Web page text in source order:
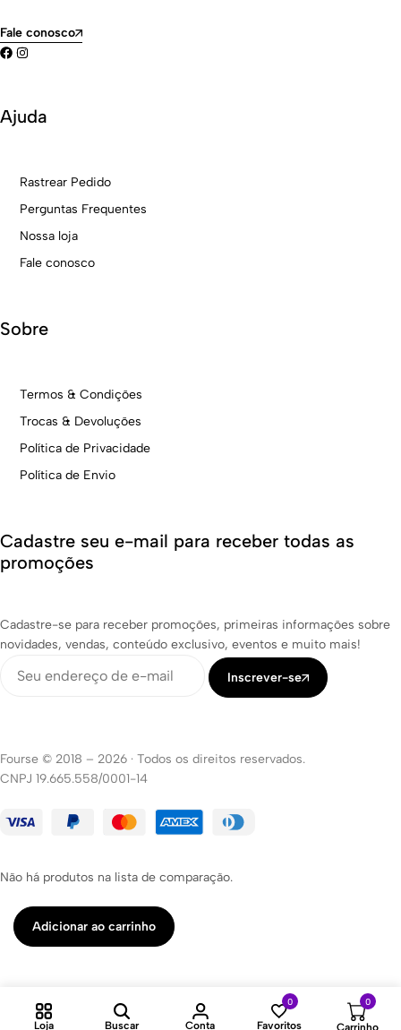
Fale conosco
Ajuda
Rastrear Pedido
Perguntas Frequentes
Nossa loja
Fale conosco
Sobre
Termos & Condições
Trocas & Devoluções
Política de Privacidade
Política de Envio
Cadastre seu e-mail para receber todas as
promoções
Cadastre-se para receber promoções, primeiras informações sobre
novidades, vendas, conteúdo exclusivo, eventos e muito mais!
Inscrever-se
Fourse © 2018 – 2026 · Todos os direitos reservados.
CNPJ 19.665.558/0001-14
Loja Buscar Conta
0
Favoritos
0
Carrinho
Não há produtos na lista de comparação.
Adicionar ao carrinho